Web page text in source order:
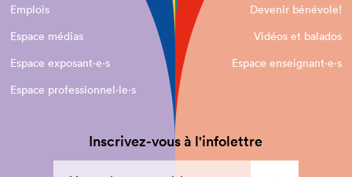
Emplois
Devenir bénévole!
Espace médias
Vidéos et balados
Espace exposant·e⋅s
Espace enseignant·e⋅s
Espace professionnel·le⋅s
Inscrivez-vous à l'infolettre